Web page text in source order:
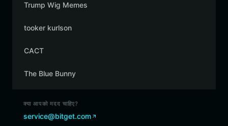
Trump Wig Memes
tooker kurlson
CACT
The Blue Bunny
क्या आपको मदद चाहिए?
service@bitget.com